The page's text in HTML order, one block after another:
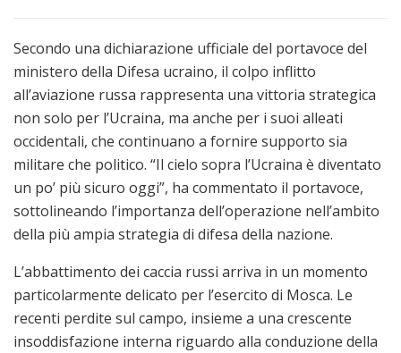
Secondo una dichiarazione ufficiale del portavoce del
ministero della Difesa ucraino, il colpo inflitto
all’aviazione russa rappresenta una vittoria strategica
non solo per l’Ucraina, ma anche per i suoi alleati
occidentali, che continuano a fornire supporto sia
militare che politico. “Il cielo sopra l’Ucraina è diventato
un po’ più sicuro oggi”, ha commentato il portavoce,
sottolineando l’importanza dell’operazione nell’ambito
della più ampia strategia di difesa della nazione.
L’abbattimento dei caccia russi arriva in un momento
particolarmente delicato per l’esercito di Mosca. Le
recenti perdite sul campo, insieme a una crescente
insoddisfazione interna riguardo alla conduzione della